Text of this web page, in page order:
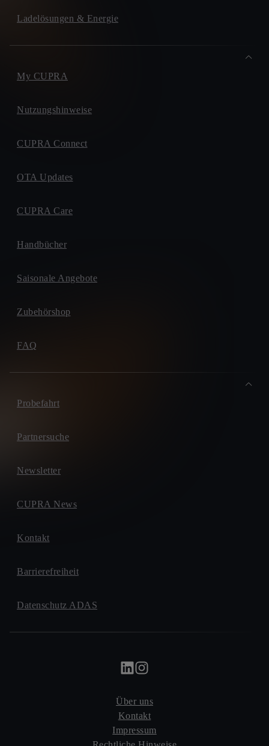
Ladelösungen & Energie
My CUPRA
Nutzungshinweise
CUPRA Connect
OTA Updates
CUPRA Care
Handbücher
Saisonale Angebote
Zubehörshop
FAQ
Probefahrt
Partnersuche
Newsletter
CUPRA News
Kontakt
Barrierefreiheit
Datenschutz ADAS
Über uns
Kontakt
Impressum